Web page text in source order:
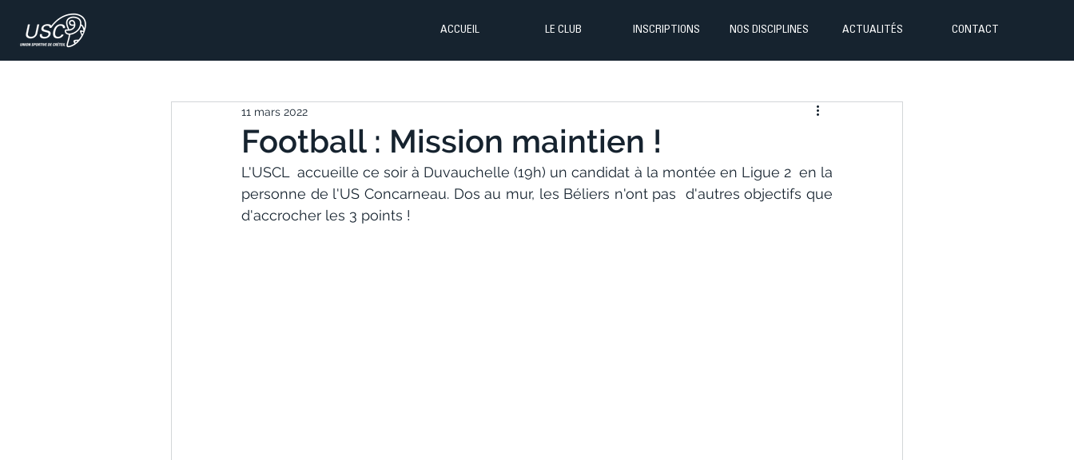
ACCUEIL LE CLUB INSCRIPTIONS NOS DISCIPLINES ACTUALITÉS CONTACT
Football : Mission maintien !
11 mars 2022
L'USCL  accueille ce soir à Duvauchelle (19h) un candidat à la montée en Ligue 2  en la
personne de l'US Concarneau. Dos au mur, les Béliers n'ont pas  d'autres objectifs que
d'accrocher les 3 points !